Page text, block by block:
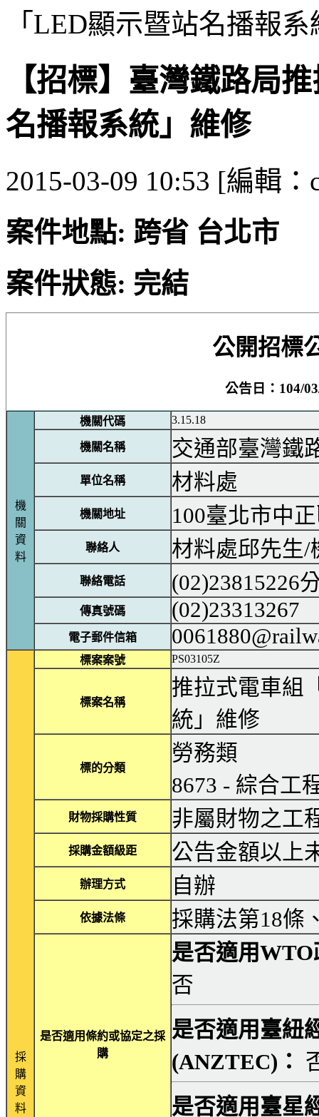
「LED顯示暨站名播報
【招標】臺灣鐵路局
名播報系統」維修
2015-03-09 10:53 [編輯：
案件地點: 跨省 台北市
案件狀態: 完結
公開招標
公告日：104/
機
關
資
料
機關代碼 3.15.18
機關名稱 交通部臺灣鐵
單位名稱 材料處
機關地址 100臺北市中
聯絡人 材料處邱先生/
聯絡電話 (02)23815226
傳真號碼 (02)23313267
電子郵件信箱
採
購
資
料
標案案號 PS03105Z
標案名稱
推拉式電車組
統」維修
標的分類
勞務類
8673 - 綜合工
財物採購性質 非屬財物之工
採購金額級距 公告金額以上
辦理方式 自辦
依據法條 採購法第18條
是否適用條約或協定之採
購
是否適用
否
是否適用臺紐
(ANZTEC)：
是否適用臺星